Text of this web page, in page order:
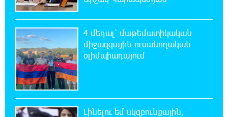
Moody’s-ը IDBank-ի վարկանիշային
հեռանկարը փոխել է դրականի
15:24:13 6-08-2026
Վեհափառի անձնագրի մեջ գրված է՝
Գարեգին Բ․ նույնիսկ քննիչներն ու
դատախազներն են այդպես դիմում նրան՝ իրենց հավատից
ելնելով․ տեսանյութ
4 մեդալ՝ մաթեմատիկական
միջազգային ուսանողական
օլիմպիադայում
Լինելու եմ սկզբունքային,